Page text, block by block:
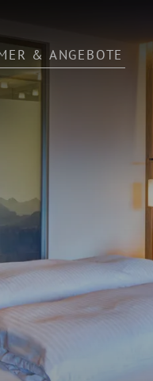
& ANGEBOTE